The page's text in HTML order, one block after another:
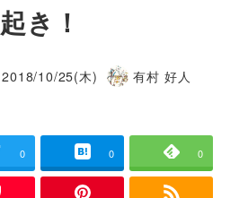
き！
日
2018/10/25(木)
著
有村 好人
0 0 0